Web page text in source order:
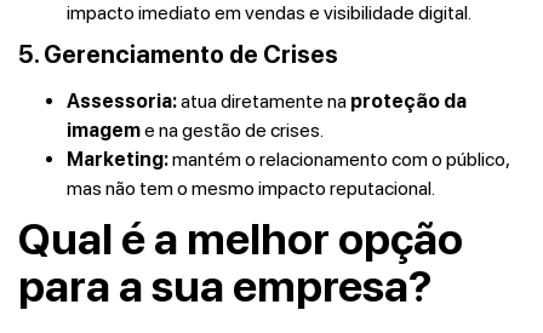
impacto imediato em vendas e visibilidade digital.
5. Gerenciamento de Crises
Assessoria:atua diretamente na proteção da
imageme na gestão de crises.
Marketing:mantém o relacionamento com o público,
mas não tem o mesmo impacto reputacional.
Qual é a melhor opção
para a sua empresa?